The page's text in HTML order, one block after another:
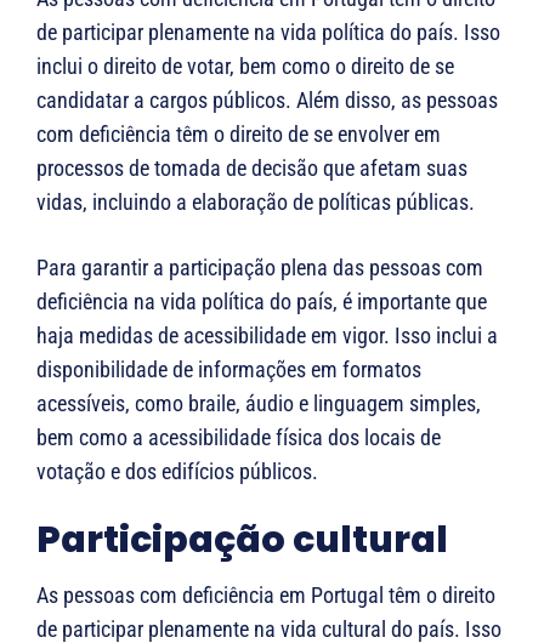
de participar plenamente na vida política do país. Isso
inclui o direito de votar, bem como o direito de se
candidatar a cargos públicos. Além disso, as pessoas
com deficiência têm o direito de se envolver em
processos de tomada de decisão que afetam suas
vidas, incluindo a elaboração de políticas públicas.
Para garantir a participação plena das pessoas com
deficiência na vida política do país, é importante que
haja medidas de acessibilidade em vigor. Isso inclui a
disponibilidade de informações em formatos
acessíveis, como braile, áudio e linguagem simples,
bem como a acessibilidade física dos locais de
votação e dos edifícios públicos.
Participação cultural
As pessoas com deficiência em Portugal têm o direito
de participar plenamente na vida cultural do país. Isso